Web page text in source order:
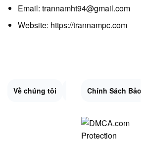
Email: trannamht94@gmail.com
Website: https://trannampc.com
Về chúng tôi Liên Hệ Quy Định
Chính Sách Bảo